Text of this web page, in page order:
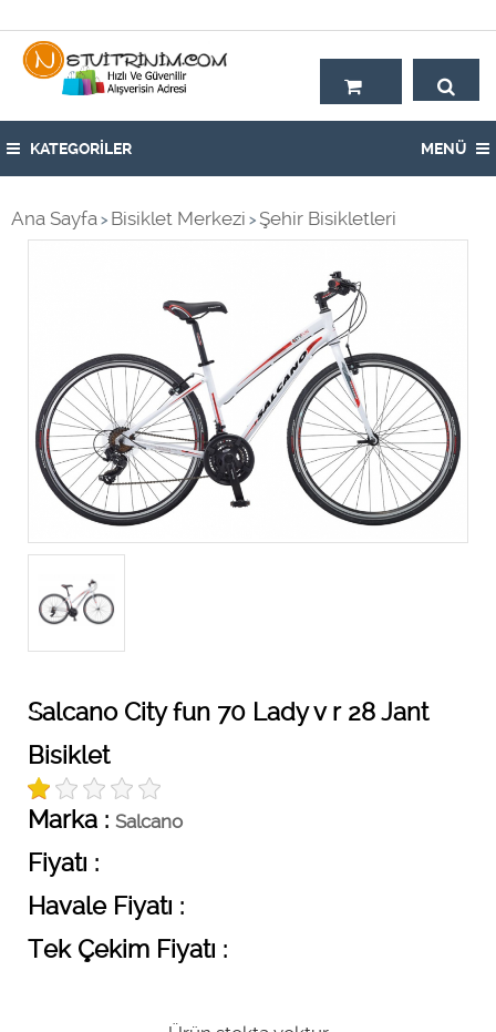
KATEGORİLER MENÜ
Ana Sayfa > Bisiklet Merkezi > Şehir Bisikletleri
Salcano City fun 70 Lady v r 28 Jant
Bisiklet
Marka : Salcano
Fiyatı :
Havale Fiyatı :
Tek Çekim Fiyatı :